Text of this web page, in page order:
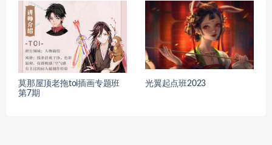
莫那屋顶老拖toi插画专题班
第7期
光翼起点班2023